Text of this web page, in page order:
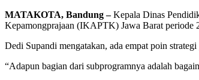
MATAKOTA, Bandung –Kepala Dinas
Kepamongprajaan (IKAPTK) Jawa Barat
Dedi Supandi mengatakan, ada empat poin
“Adapun bagian dari subprogramnya adalah